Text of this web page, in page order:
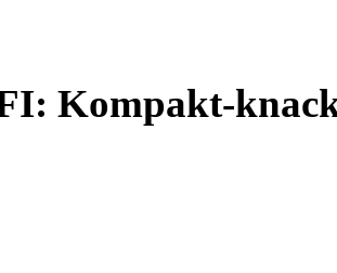
Kompakt-